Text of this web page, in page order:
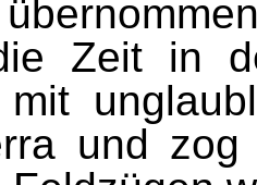
Zeit in
und